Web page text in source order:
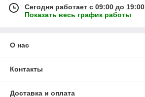
Сегодня работает с 09:00 до 19:00
Показать весь график работы
О нас
Контакты
Доставка и оплата